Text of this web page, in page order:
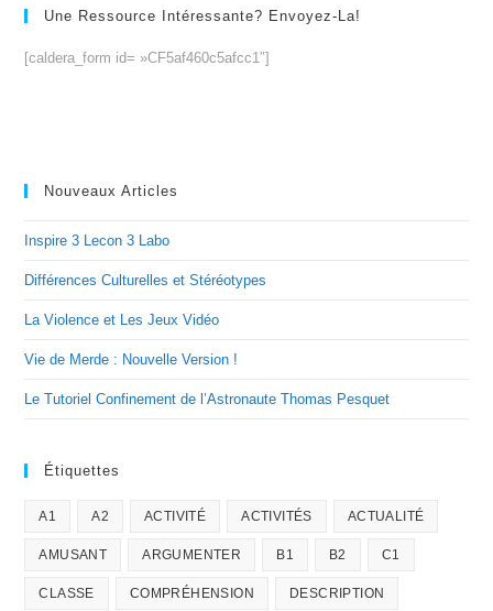
Une Ressource Intéressante? Envoyez-La!
[caldera_form id= »CF5af460c5afcc1″]
Nouveaux Articles
Inspire 3 Lecon 3 Labo
Différences Culturelles et Stéréotypes
La Violence et Les Jeux Vidéo
Vie de Merde : Nouvelle Version !
Le Tutoriel Confinement de l’Astronaute Thomas Pesquet
Étiquettes
A1 A2 ACTIVITÉ ACTIVITÉS ACTUALITÉ
AMUSANT ARGUMENTER B1 B2 C1
CLASSE COMPRÉHENSION DESCRIPTION